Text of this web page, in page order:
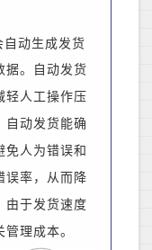
自动生成发货
。
自动发货
轻人工操作压
自动发货能确
免人为错误和
误率，从而降
由于发货速度
理成本。